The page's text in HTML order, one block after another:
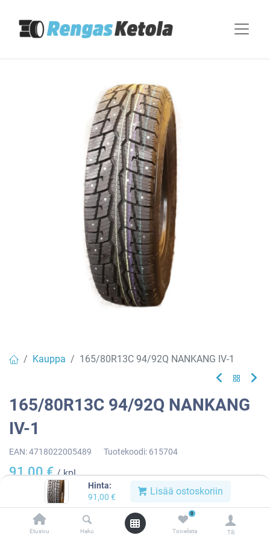
Hinta:
91,00 € Lisää ostoskoriin
Etusivu Haku
0
Toivelista Tili
Kauppa 165/80R13C 94/92Q NANKANG IV-1
165/80R13C 94/92Q NANKANG
IV-1
EAN:4718022005489 Tuotekoodi: 615704
91,00€ / kpl
Toimittajilla (kotimaa):Saatavilla
Toimitusaika: 3 arkipäivää